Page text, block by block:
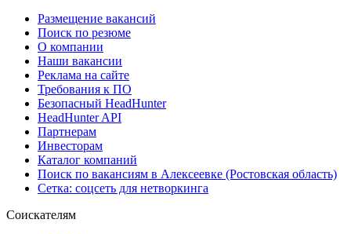
Размещение вакансий
Поиск по резюме
О компании
Наши вакансии
Реклама на сайте
Требования к ПО
Безопасный HeadHunter
HeadHunter API
Партнерам
Инвесторам
Каталог компаний
Поиск по вакансиям в Алексеевке (Ростовская область)
Сетка: соцсеть для нетворкинга
Соискателям